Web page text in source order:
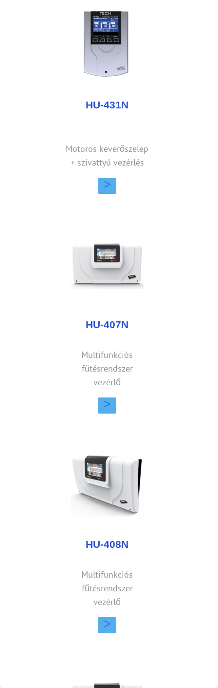
HU-431N
Motoros keverőszelep
+ szivattyú vezérlés
>
HU-407N
Multifunkciós
fűtésrendszer
vezérlő
>
HU-408N
Multifunkciós
fűtésrendszer
vezérlő
>